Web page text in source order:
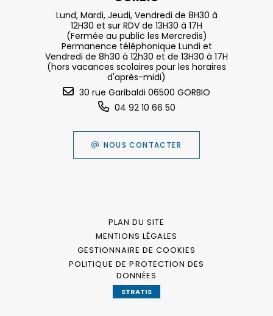
Lund, Mardi, Jeudi, Vendredi de 8H30 à
12H30 et sur RDV de 13H30 à 17H
(Fermée au public les Mercredis)
Permanence téléphonique Lundi et
Vendredi de 8h30 à 12h30 et de 13H30 à 17H
(hors vacances scolaires pour les horaires
d'après-midi)
30 rue Garibaldi 06500 GORBIO
04 92 10 66 50
NOUS CONTACTER
PLAN DU SITE
MENTIONS LÉGALES
GESTIONNAIRE DE COOKIES
POLITIQUE DE PROTECTION DES
DONNÉES
STRATIS